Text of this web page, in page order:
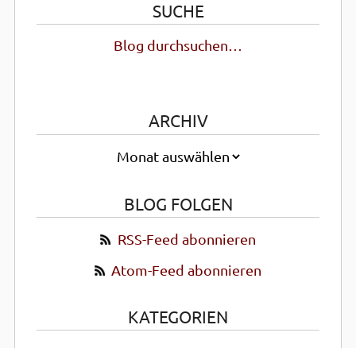
SUCHE
Blog durchsuchen…
ARCHIV
BLOG FOLGEN
RSS-Feed abonnieren
Atom-Feed abonnieren
KATEGORIEN